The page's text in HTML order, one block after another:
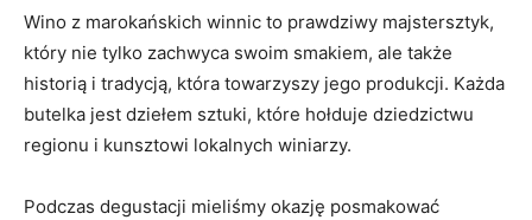
Wino⁣ z marokańskich winnic ⁣to prawdziwy majstersztyk,
który nie tylko​ zachwyca swoim smakiem, ale także
⁤historią i tradycją, która towarzyszy jego produkcji. Każda
butelka jest ⁤dziełem sztuki, które hołduje dziedzictwu
regionu ⁤i kunsztowi lokalnych‍ winiarzy.
Podczas degustacji mieliśmy okazję posmakować